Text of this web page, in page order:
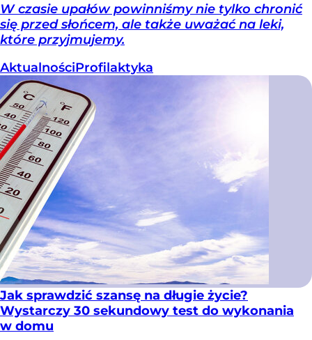
W czasie upałów powinniśmy nie tylko chronić
się przed słońcem, ale także uważać na leki,
które przyjmujemy.
AktualnościProfilaktyka
Jak sprawdzić szansę na długie życie?
Wystarczy 30 sekundowy test do wykonania
w domu